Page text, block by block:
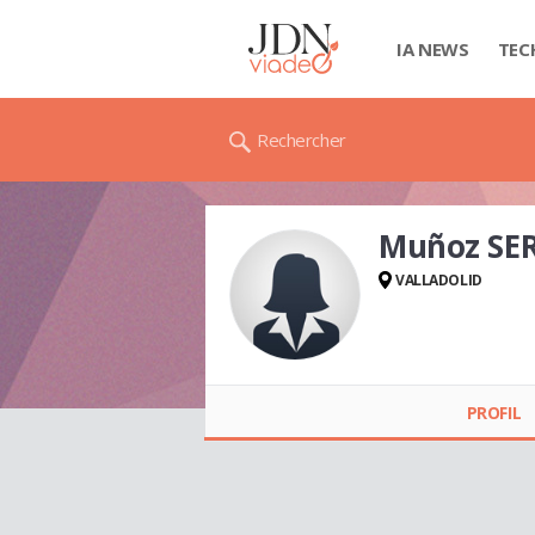
IA NEWS
Rechercher
Muñoz
VALLADOLID
PROFIL